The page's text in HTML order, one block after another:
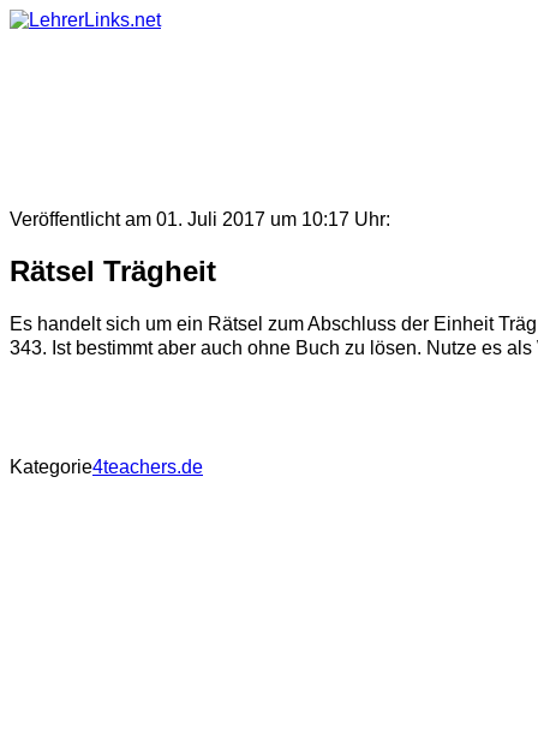
Skip
Veröffentlicht am 01. Juli 2017 um 10:17 Uhr:
Rätsel Trägheit
Es handelt sich um ein Rätsel zum Abschluss der Einheit
343. Ist bestimmt aber auch ohne Buch zu lösen. Nutze es
Kategorie4teachers.de